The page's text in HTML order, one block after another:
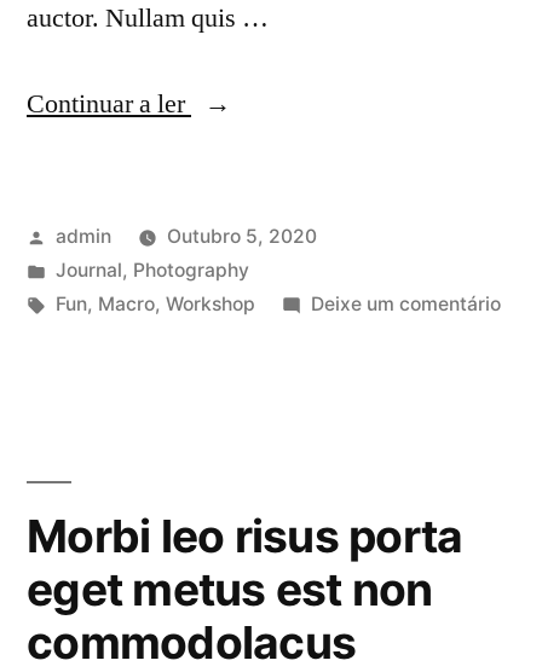
auctor. Nullam quis …
Continuar a ler
“Mollis
quis
mollis
Publicado
por
admin
Outubro 5, 2020
Publicado
em
Journal, Photography
Etiquetas:
Fun, Macro, Workshop Deixe um comentárioem
Morbi leo risus porta
eget metus est non
commodolacus